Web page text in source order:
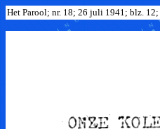
Het Parool; nr. 18; 26 juli 1941; blz. 12;